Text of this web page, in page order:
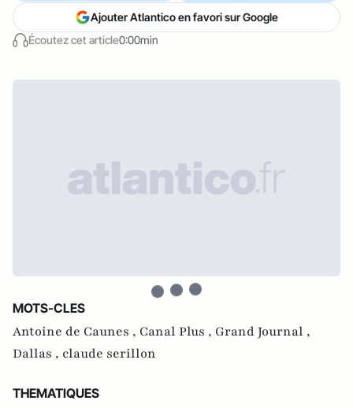
Écoutez cet article0:00min
Ajouter Atlantico en favori sur Google
MOTS-CLES
Antoine de Caunes , Canal Plus , Grand Journal ,
Dallas , claude serillon
THEMATIQUES